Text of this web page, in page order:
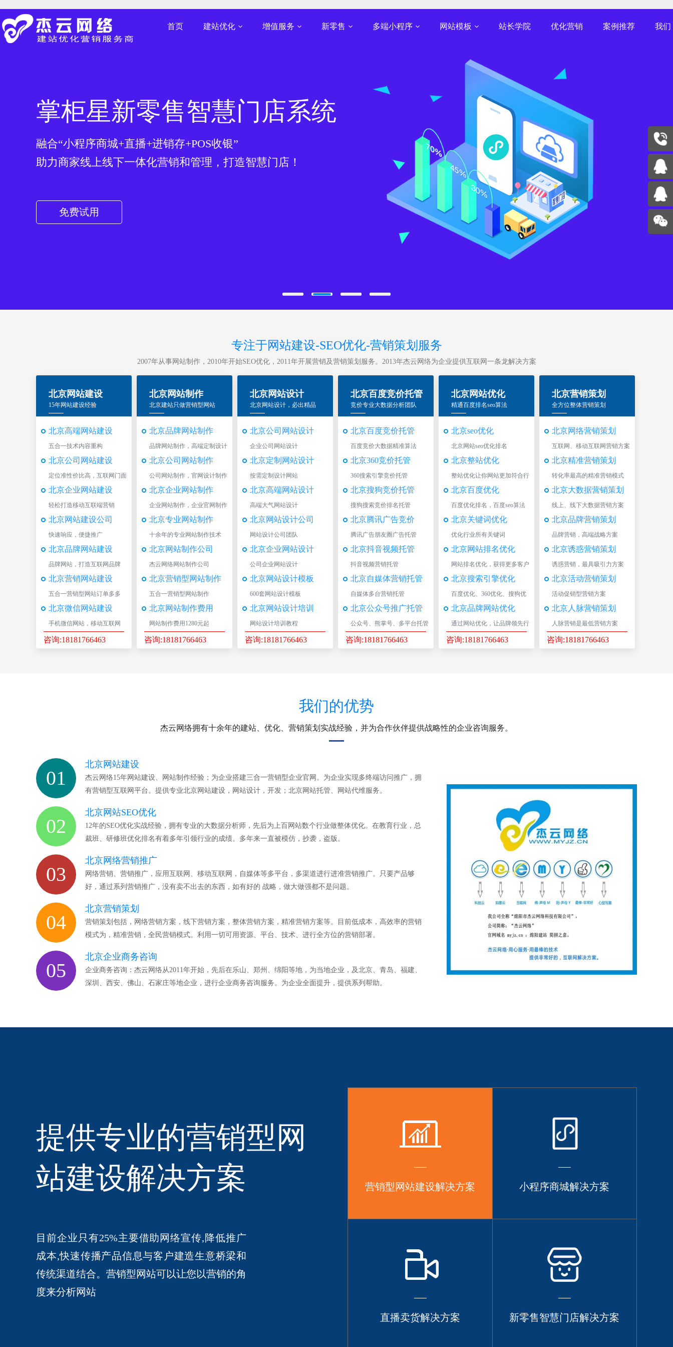
首页 建站优化 增值服务 新零售 多端小程序 网站模板 站长学院 优化营销 案例推荐 我们
掌柜星小程序直播
开启卖货”新机遇“
助力商家实现流量高效变现
免费试用
专注于网站建设-SEO优化-营销策划服务
2007年从事网站制作，2010年开始SEO优化，2011年开展营销及营销策划服务。2013年杰云网络为企业提供互联网一条龙解决方案
北京网站建设
15年网站建设经验
北京高端网站建设
五合一技术内容重构
北京公司网站建设
定位准性价比高，互联网门面
北京企业网站建设
轻松打造移动互联端营销
北京网站建设公司
快速响应，便捷推广
北京品牌网站建设
品牌网站，打造互联网品牌
北京营销网站建设
五合一营销型网站订单多多
北京微信网站建设
手机微信网站，移动互联网
咨询:18181766463
北京网站制作
北京建站只做营销型网站
北京品牌网站制作
品牌网站制作，高端定制设计
北京公司网站制作
公司网站制作，官网设计制作
北京企业网站制作
企业网站制作，企业官网制作
北京专业网站制作
十余年的专业网站制作技术
北京网站制作公司
杰云网络网站制作公司
北京营销型网站制作
五合一营销型网站制作
北京网站制作费用
网站制作费用1280元起
咨询:18181766463
北京网站设计
北京网站设计，必出精品
北京公司网站设计
企业公司网站设计
北京定制网站设计
按需定制设计网站
北京高端网站设计
高端大气网站设计
北京网站设计公司
网站设计公司团队
北京企业网站设计
公司企业网站设计
北京网站设计模板
600套网站设计模板
北京网站设计培训
网站设计培训教程
咨询:18181766463
北京百度竞价托管
竞价专业大数据分析团队
北京百度竞价托管
百度竞价大数据精准算法
北京360竞价托管
360搜索引擎竞价托管
北京搜狗竞价托管
搜狗搜索竞价排名托管
北京腾讯广告竞价
腾讯广告朋友圈广告托管
北京抖音视频托管
抖音视频营销托管
北京自媒体营销托管
自媒体多台营销托管
北京公众号推广托管
公众号、熊掌号、多平台托管
咨询:18181766463
北京网站优化
精通百度排名seo算法
北京seo优化
北京网站seo优化排名
北京整站优化
整站优化让你网站更加符合行
业排名
北京百度优化
百度优化排名，百度seo算法
北京关键词优化
优化行业所有关键词
北京网站排名优化
网站排名优化，获得更多客户
资源
北京搜索引擎优化
百度优化、360优化、搜狗优
化
北京品牌网站优化
通过网站优化，让品牌领先行
业
咨询:18181766463
北京营销策划
全方位整体营销策划
北京网络营销策划
互联网、移动互联网营销方案
北京精准营销策划
转化率最高的精准营销模式
北京大数据营销策划
线上、线下大数据营销方案
北京品牌营销策划
品牌营销，高端战略方案
北京诱惑营销策划
诱惑营销，最具吸引力方案
北京活动营销策划
活动促销型营销方案
北京人脉营销策划
人脉营销是最低营销方案
咨询:18181766463
我们的优势
杰云网络拥有十余年的建站、优化、营销策划实战经验，并为合作伙伴提供战略性的企业咨询服务。
01
北京网站建设
杰云网络15年网站建设、网站制作经验；为企业搭建三合一营销型企业官网。为企业实现多终端访问推广，拥
有营销型互联网平台。提供专业北京网站建设，网站设计，开发；北京网站托管、网站代维服务。
02
北京网站SEO优化
12年的SEO优化实战经验，拥有专业的大数据分析师，先后为上百网站数个行业做整体优化。在教育行业，总
裁班、研修班优化排名有着多年引领行业的成绩。多年来一直被模仿，抄袭，盗版。
03
北京网络营销推广
网络营销、营销推广，应用互联网、移动互联网，自媒体等多平台，多渠道进行进准营销推广。只要产品够
好，通过系列营销推广，没有卖不出去的东西，如有好的 战略，做大做强都不是问题。
04
北京营销策划
营销策划包括，网络营销方案，线下营销方案，整体营销方案，精准营销方案等。目前低成本，高效率的营销
模式为，精准营销，全民营销模式。利用一切可用资源、平台、技术、进行全方位的营销部署。
05
北京企业商务咨询
企业商务咨询：杰云网络从2011年开始，先后在乐山、郑州、绵阳等地，为当地企业，及北京、青岛、福建、
深圳、西安、佛山、石家庄等地企业，进行企业商务咨询服务。为企业全面提升，提供系列帮助。
提供专业的营销型网
站建设解决方案
目前企业只有25%主要借助网络宣传,降低推广
成本,快速传播产品信息与客户建造生意桥梁和
传统渠道结合。营销型网站可以让您以营销的角
度来分析网站
营销型网站建设解决方案 小程序商城解决方案
直播卖货解决方案 新零售智慧门店解决方案